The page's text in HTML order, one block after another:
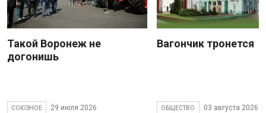
Такой Воронеж не
догонишь
СОЮЗНОЕ 29 июля 2026
Вагончик тронется
ОБЩЕСТВО 03 августа 2026